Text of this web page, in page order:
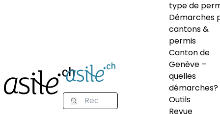
type de
Démarches
cantons &
permis
Canton de
Genève –
quelles
démarches?
Outils
Revue